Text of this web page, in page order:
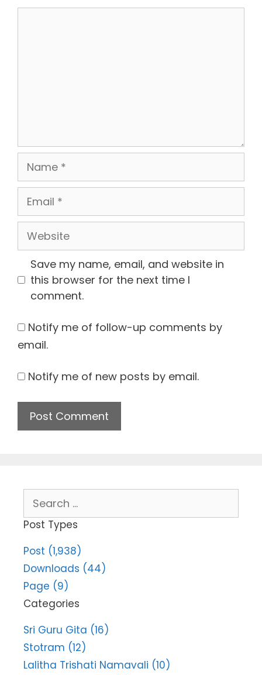
Name
Email
Website
Save my name, email, and website in
this browser for the next time I
comment.
Notify me of follow-up comments by
email.
Notify me of new posts by email.
for:
Post Types
Post (1,938)
Downloads (44)
Page (9)
Categories
Sri Guru Gita (16)
Stotram (12)
Lalitha Trishati Namavali (10)